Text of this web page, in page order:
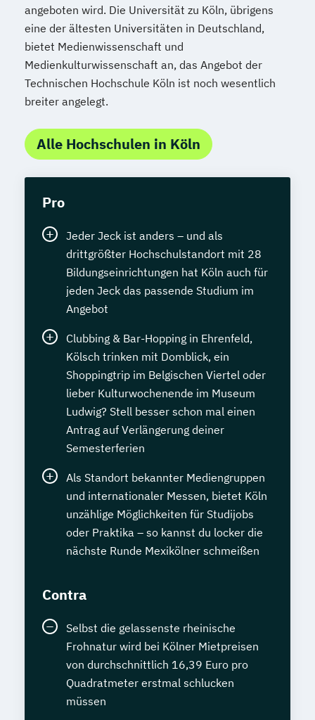
angeboten wird. Die Universität zu Köln, übrigens
eine der ältesten Universitäten in Deutschland,
bietet Medienwissenschaft und
Medienkulturwissenschaft an, das Angebot der
Technischen Hochschule Köln ist noch wesentlich
breiter angelegt.
Alle Hochschulen in Köln
Pro
Jeder Jeck ist anders – und als
drittgrößter Hochschulstandort mit 28
Bildungseinrichtungen hat Köln auch für
jeden Jeck das passende Studium im
Angebot
Clubbing & Bar-Hopping in Ehrenfeld,
Kölsch trinken mit Domblick, ein
Shoppingtrip im Belgischen Viertel oder
lieber Kulturwochenende im Museum
Ludwig? Stell besser schon mal einen
Antrag auf Verlängerung deiner
Semesterferien
Als Standort bekannter Mediengruppen
und internationaler Messen, bietet Köln
unzählige Möglichkeiten für Studijobs
oder Praktika – so kannst du locker die
nächste Runde Mexikölner schmeißen
Contra
Selbst die gelassenste rheinische
Frohnatur wird bei Kölner Mietpreisen
von durchschnittlich 16,39 Euro pro
Quadratmeter erstmal schlucken
müssen